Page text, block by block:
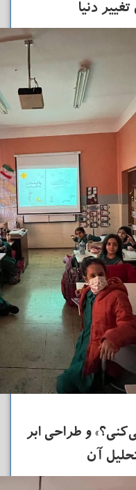
دنیا
و طراحی ابر
آن